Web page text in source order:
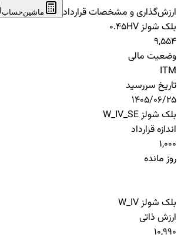
ارزش‌گذاری و مشخصات قرارداد
ماشین‌حساب
بلک شولز HV
0.45
9,554
وضعیت مالی
ITM
تاریخ سررسید
1405/06/25
بلک شولز W_IV_SE
اندازه قرارداد
1,000
روز مانده
بلک شولز W_IV
ارزش ذاتی